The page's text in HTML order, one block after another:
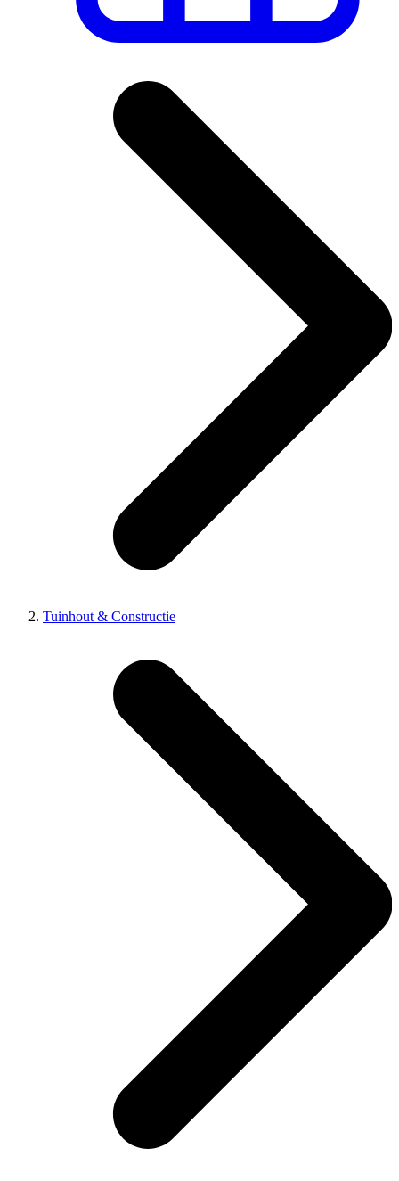
Tuinhout & Constructie